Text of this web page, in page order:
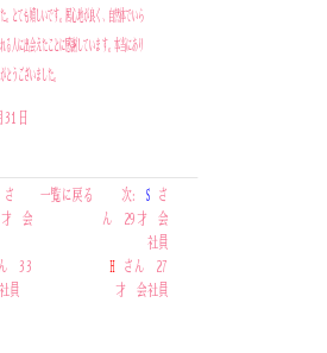
た。とても嬉しいです。居心地が良く、自然体でいら
れる人に出会えたことに感謝しています。本当にあり
がとうございました。
31日
さ
会
33
員
一覧に戻る 次: S さ
ん 29才 会
社員
H さん 27
才 会社員